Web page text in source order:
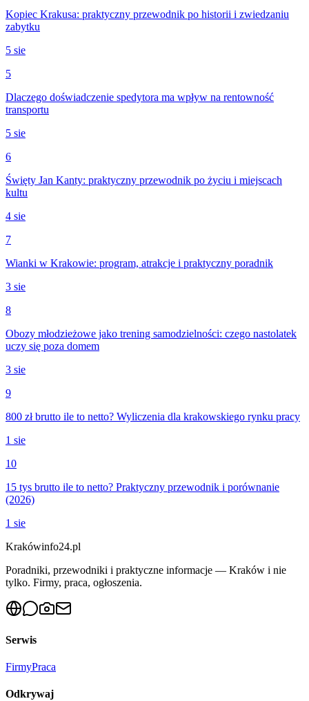
Kopiec Krakusa: praktyczny przewodnik po historii i zwiedzaniu
zabytku
5 sie
5
Dlaczego doświadczenie spedytora ma wpływ na rentowność
transportu
5 sie
6
Święty Jan Kanty: praktyczny przewodnik po życiu i miejscach
kultu
4 sie
7
Wianki w Krakowie: program, atrakcje i praktyczny poradnik
3 sie
8
Obozy młodzieżowe jako trening samodzielności: czego nastolatek
uczy się poza domem
3 sie
9
800 zł brutto ile to netto? Wyliczenia dla krakowskiego rynku pracy
1 sie
10
15 tys brutto ile to netto? Praktyczny przewodnik i porównanie
(2026)
1 sie
Krakówinfo24.pl
Poradniki, przewodniki i praktyczne informacje — Kraków i nie
tylko. Firmy, praca, ogłoszenia.
Serwis
FirmyPraca
Odkrywaj